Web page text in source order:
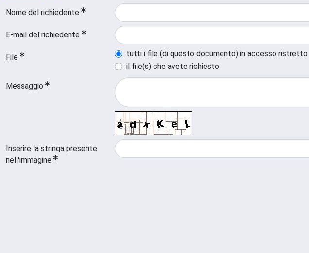
Nome del richiedente
E-mail del richiedente
File
tutti i file (di questo documento) in accesso ristretto
il file(s) che avete richiesto
Messaggio
Inserire la stringa presente
nell'immagine